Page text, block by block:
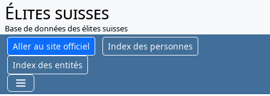
Élites suisses
Base de données des élites suisses
Aller au site officiel
Index des personnes
Index des entités